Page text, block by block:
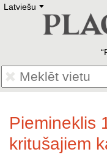
Latviešu E
Deutsch
Francais
Polski
Eestikeelne
Piemineklis
kritušajiem